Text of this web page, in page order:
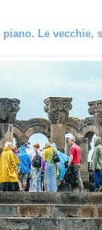
piano. Le vecchie,